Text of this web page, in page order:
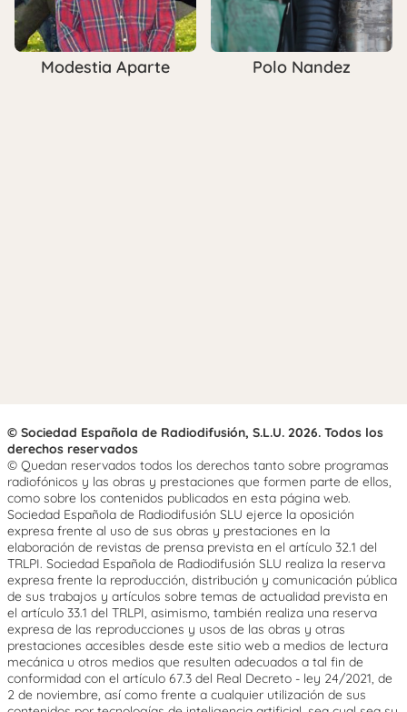
Modestia Aparte Polo Nandez
© Sociedad Española de Radiodifusión, S.L.U. 2026. Todos los
derechos reservados
© Quedan reservados todos los derechos tanto sobre programas
radiofónicos y las obras y prestaciones que formen parte de ellos,
como sobre los contenidos publicados en esta página web.
Sociedad Española de Radiodifusión SLU ejerce la oposición
expresa frente al uso de sus obras y prestaciones en la
elaboración de revistas de prensa prevista en el artículo 32.1 del
TRLPI. Sociedad Española de Radiodifusión SLU realiza la reserva
expresa frente la reproducción, distribución y comunicación pública
de sus trabajos y artículos sobre temas de actualidad prevista en
el artículo 33.1 del TRLPI, asimismo, también realiza una reserva
expresa de las reproducciones y usos de las obras y otras
prestaciones accesibles desde este sitio web a medios de lectura
mecánica u otros medios que resulten adecuados a tal fin de
conformidad con el artículo 67.3 del Real Decreto - ley 24/2021, de
2 de noviembre, así como frente a cualquier utilización de sus